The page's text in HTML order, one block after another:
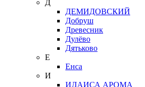
Д
ДЕМИДОВСКИЙ
Добруш
Древесник
Дулёво
Дятьково
Е
Енса
И
ИДАИСА АРОМА